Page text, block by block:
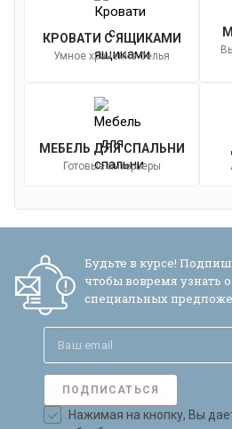
КРОВАТИ С ЯЩИКАМИ
Умное хранение белья
МЕБЕЛЬ ДЛЯ СПАЛЬНИ
Готовые интерьеры
Будьте в курсе!
чтобы вовремя узнать
специальных
ПОДПИСАТЬСЯ
Нажимая на кнопку, Вы